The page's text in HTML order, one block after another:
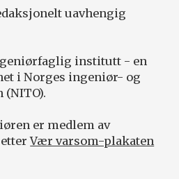
uavhengig
institutt - en
i Norges ingeniør- og
er medlem av
etterVær varsom-plakaten